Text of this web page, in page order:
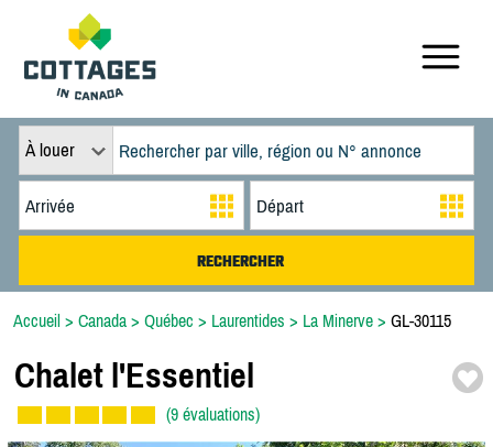
À louer
Accueil > Canada > Québec > Laurentides > La Minerve > GL-30115
Chalet l'Essentiel
(9 évaluations)